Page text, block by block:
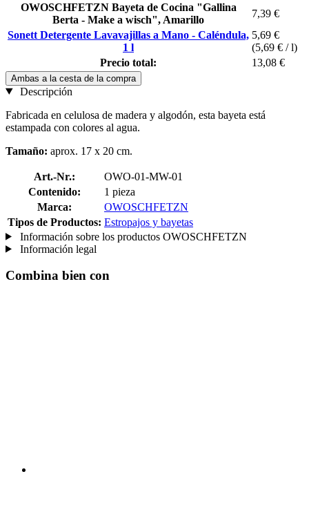
OWOSCHFETZN Bayeta de Cocina "Gallina
Berta - Make a wisch", Amarillo
7,39 €
Sonett Detergente Lavavajillas a Mano - Caléndula,
1 l
5,69 €
(5,69 € / l)
Precio total:
13,08 €
Ambas a la cesta de la compra
Descripción
Fabricada en celulosa de madera y algodón, esta bayeta está
estampada con colores al agua.
Tamaño: aprox. 17 x 20 cm.
Art.-Nr.:
OWO-01-MW-01
Contenido:
1 pieza
Marca:
OWOSCHFETZN
Tipos de Productos: Estropajos y bayetas
Información sobre los productos OWOSCHFETZN
Información legal
Combina bien con